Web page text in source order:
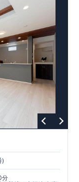
休日：火曜日・水
は、この度2024年度
たしました。
ダンパー
地盤改
/ 簡単に地図から
)
分